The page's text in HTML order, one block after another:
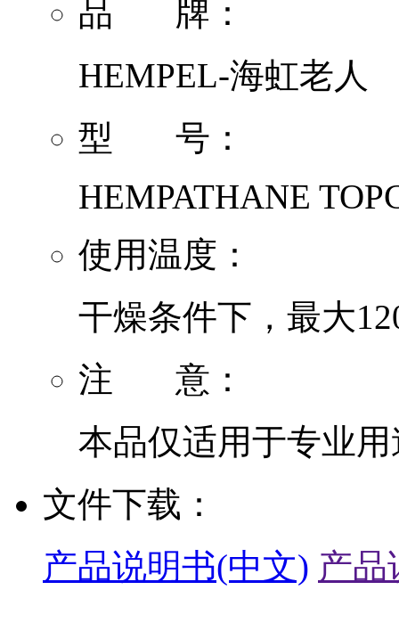
品 牌：
HEMPEL-海虹老人
型 号：
HEMPATHANE
使用温度：
干燥条件下，最大
注 意：
本品仅适用于专业用
文件下载：
产品说明书(中文) 产品